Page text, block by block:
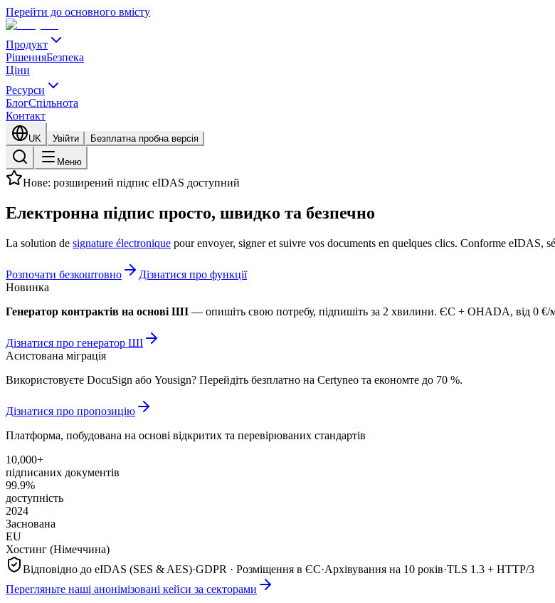
Перейти до основного вмісту
Продукт
РішенняБезпека
Ціни
Ресурси
БлогСпільнота
Контакт
UK Увійти Безплатна пробна версія
Меню
Нове: розширений підпис eIDAS доступний
Електронна підпис просто, швидко та безпечно
La solution de signature électronique pour envoyer, signer et suivre vos documents en quelques clics. Conforme eIDAS,
Розпочати безкоштовно
Дізнатися про функції
Новинка
Генератор контрактів на основі ШІ — опишіть свою потребу, підпишіть за 2 хвилини. ЄС + OHADA, від 0 €/
Дізнатися про генератор ШІ
Асистована міграція
Використовуєте DocuSign або Yousign? Перейдіть безплатно на Certyneo та економте до 70 %.
Дізнатися про пропозицію
Платформа, побудована на основі відкритих та перевірюваних стандартів
10,000+
підписаних документів
99.9%
доступність
2024
Заснована
EU
Хостинг (Німеччина)
Відповідно до eIDAS (SES & AES)·GDPR · Розміщення в ЄС·Архівування на 10 років·TLS 1.3 + HTTP/3
Перегляньте наші анонімізовані кейси за секторами